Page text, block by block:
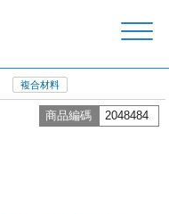
複合材料
商品編碼 2048484